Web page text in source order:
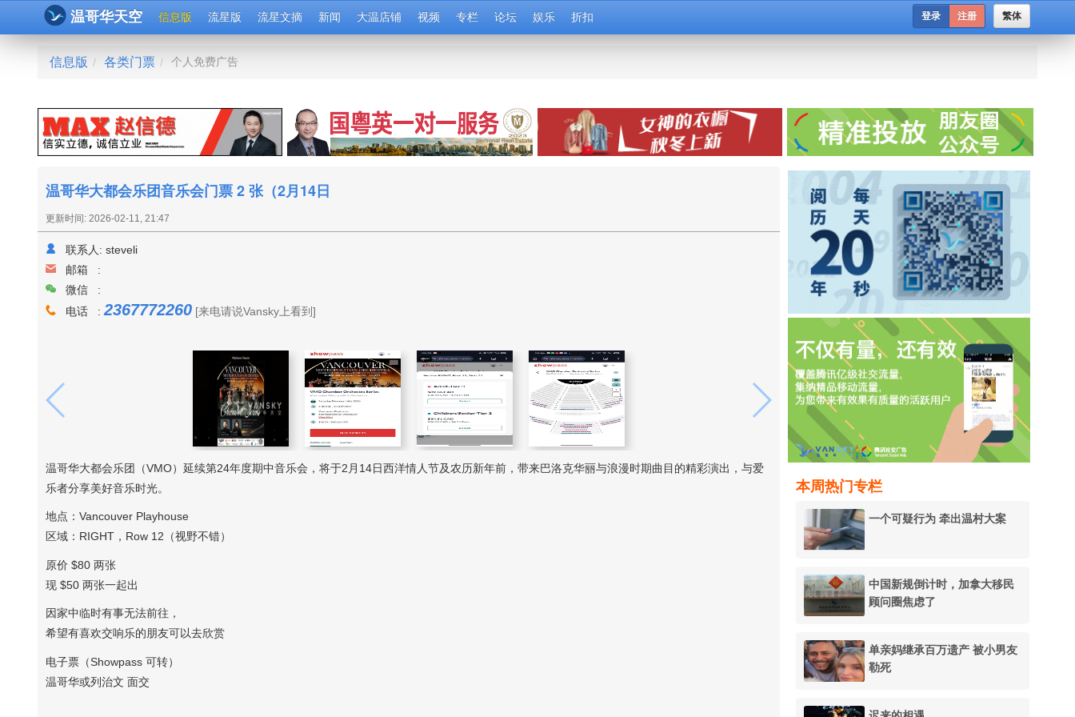
温哥华天空 信息版 流星版 流星文摘 新闻 大温店铺 视频 专栏 论坛 娱乐 折扣 繁体
登录 注册
信息版 / 各类门票 / 个人免费广告
本周热门专栏
一个可疑行为 牵出温村大案
中国新规倒计时，加拿大移民
顾问圈焦虑了
单亲妈继承百万遗产 被小男友
勒死
温哥华大都会乐团音乐会门票 2 张（2月14日
更新时间: 2026-02-11, 21:47
联系人: steveli
邮箱 :
微信 :
电话 : 2367772260 [来电请说Vansky上看到]
温哥华大都会乐团（VMO）延续第24年度期中音乐会，将于2月14日西洋情人节及农历新年前，带来巴洛克华丽与浪漫时期曲目的精彩演出，与爱
乐者分享美好音乐时光。
地点：Vancouver Playhouse
区域：RIGHT，Row 12（视野不错）
原价 $80 两张
现 $50 两张一起出
因家中临时有事无法前往，
希望有喜欢交响乐的朋友可以去欣赏
电子票（Showpass 可转）
温哥华或列治文 面交